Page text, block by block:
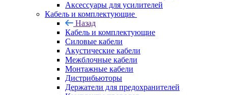
Аксессуары для усилителей
Кабель и комплектующие
Назад
Кабель и комплектующие
Силовые кабели
Акустические кабели
Межблочные кабели
Монтажные кабели
Дистрибьюторы
Держатели для предохранителей